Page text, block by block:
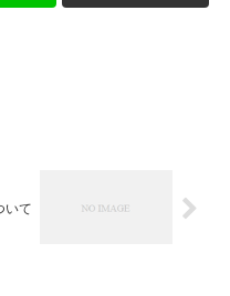
いて